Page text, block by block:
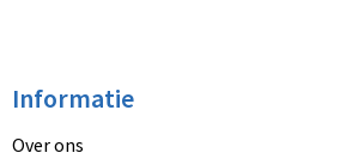
Informatie
Over ons